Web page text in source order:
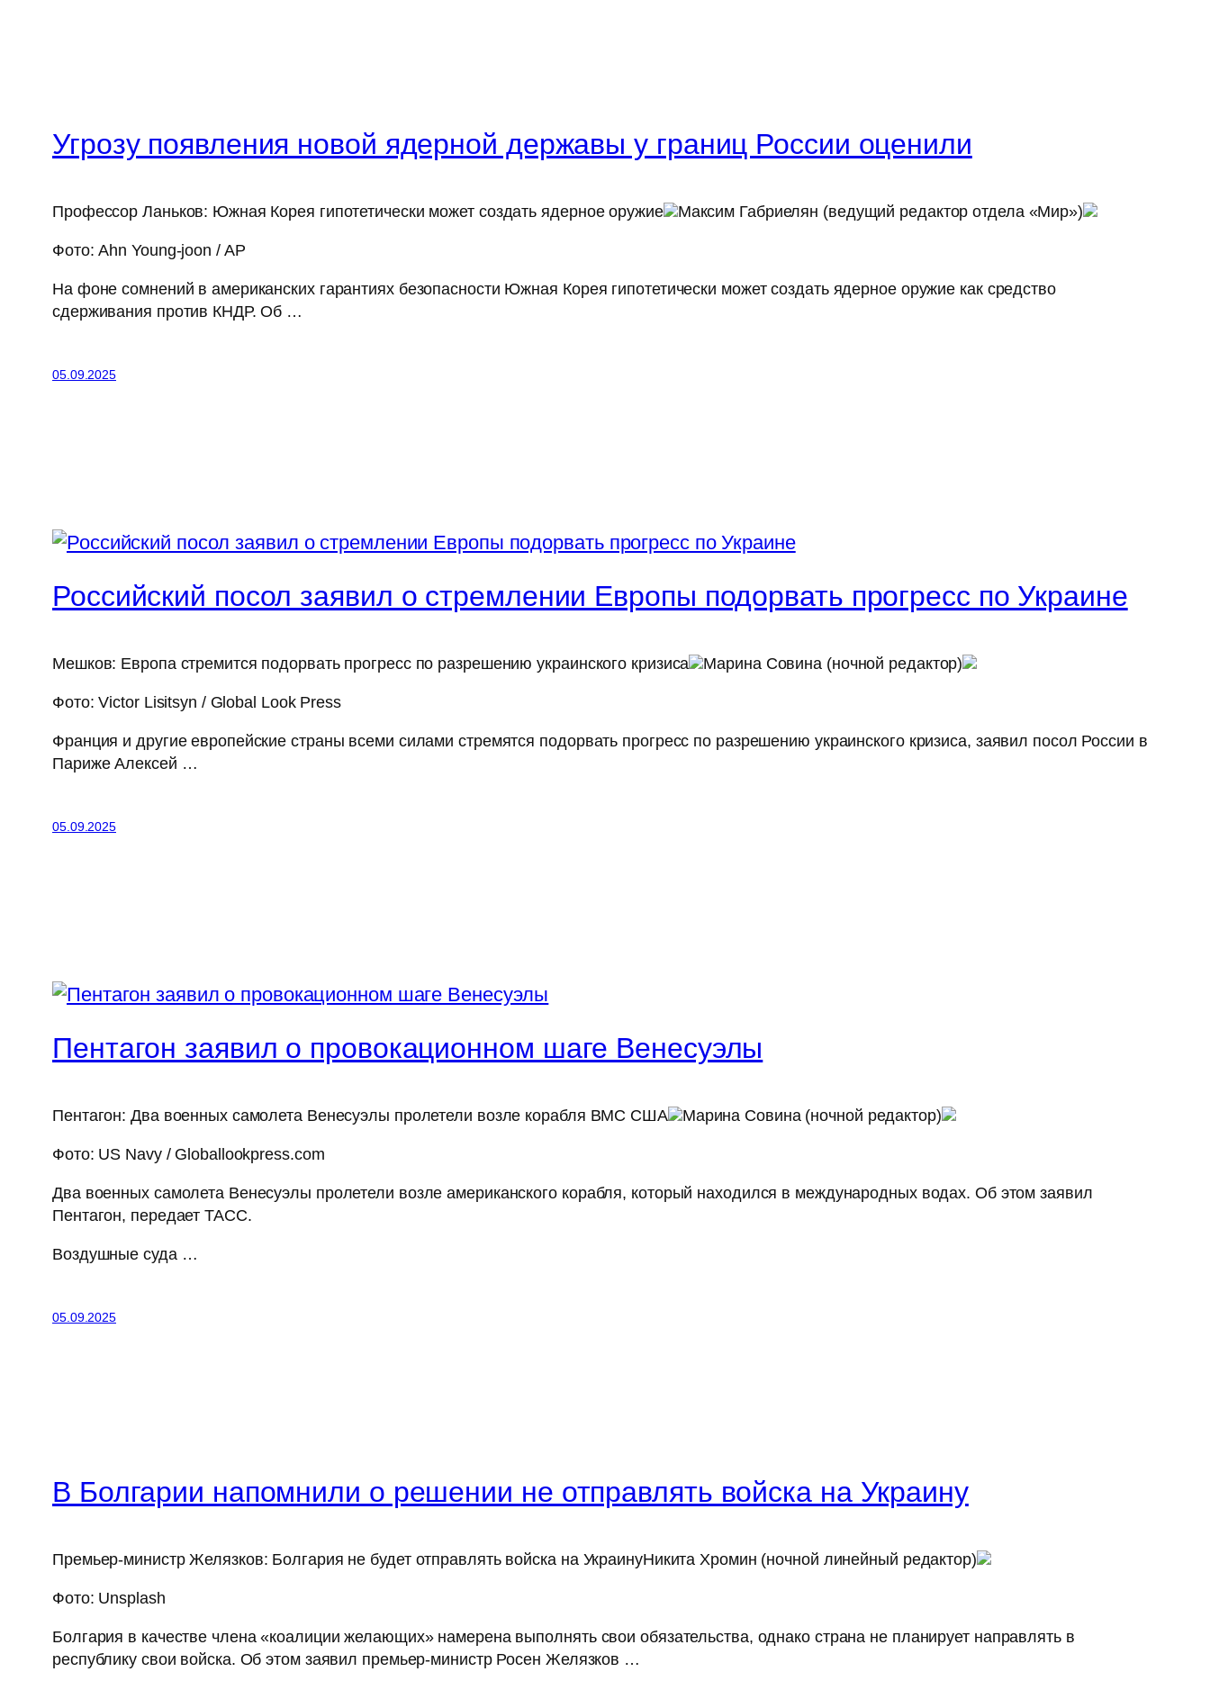
Угрозу появления новой ядерной державы у границ России оценили
Профессор Ланьков: Южная Корея гипотетически может создать ядерное оружие Максим Габриелян (ведущий редактор отдела «Мир»)
Фото: Ahn Young-joon / AP
На фоне сомнений в американских гарантиях безопасности Южная Корея гипотетически может создать ядерное оружие как средство
сдерживания против КНДР. Об …
05.09.2025
Российский посол заявил о стремлении Европы подорвать прогресс по Украине
Мешков: Европа стремится подорвать прогресс по разрешению украинского кризиса Марина Совина (ночной редактор)
Фото: Victor Lisitsyn / Global Look Press
Франция и другие европейские страны всеми силами стремятся подорвать прогресс по разрешению украинского кризиса, заявил посол России в
Париже Алексей …
05.09.2025
Пентагон заявил о провокационном шаге Венесуэлы
Пентагон: Два военных самолета Венесуэлы пролетели возле корабля ВМС США Марина Совина (ночной редактор)
Фото: US Navy / Globallookpress.com
Два военных самолета Венесуэлы пролетели возле американского корабля, который находился в международных водах. Об этом заявил
Пентагон, передает ТАСС.
Воздушные суда …
05.09.2025
В Болгарии напомнили о решении не отправлять войска на Украину
Премьер-министр Желязков: Болгария не будет отправлять войска на УкраинуНикита Хромин (ночной линейный редактор)
Фото: Unsplash
Болгария в качестве члена «коалиции желающих» намерена выполнять свои обязательства, однако страна не планирует направлять в
республику свои войска. Об этом заявил премьер-министр Росен Желязков …